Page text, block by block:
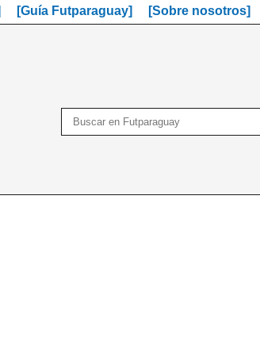
[Guía Futparaguay] [Sobre nosotros]